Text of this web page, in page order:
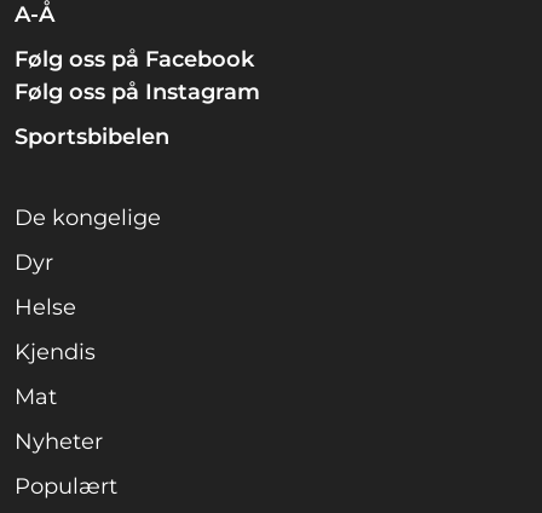
A-Å
Følg oss på Facebook
Følg oss på Instagram
Sportsbibelen
De kongelige
Dyr
Helse
Kjendis
Mat
Nyheter
Populært